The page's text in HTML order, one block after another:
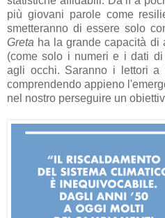
più giovani parole come
smetteranno di essere solo
Greta ha la grande capacità di
(come solo i numeri e i dati
agli occhi. Saranno i lettori a
comprendendo appieno
nel nostro perseguire un